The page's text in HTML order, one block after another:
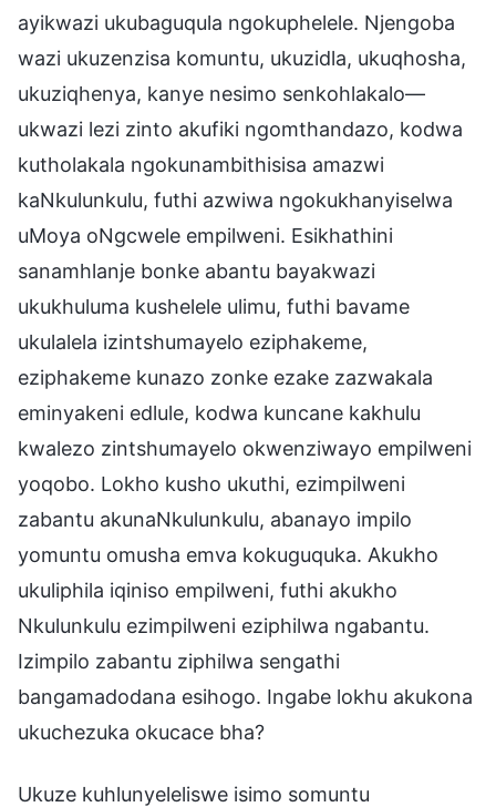
ayikwazi ukubaguqula ngokuphelele. Njengoba
wazi ukuzenzisa komuntu, ukuzidla, ukuqhosha,
ukuziqhenya, kanye nesimo senkohlakalo—
ukwazi lezi zinto akufiki ngomthandazo, kodwa
kutholakala ngokunambithisisa amazwi
kaNkulunkulu, futhi azwiwa ngokukhanyiselwa
uMoya oNgcwele empilweni. Esikhathini
sanamhlanje bonke abantu bayakwazi
ukukhuluma kushelele ulimu, futhi bavame
ukulalela izintshumayelo eziphakeme,
eziphakeme kunazo zonke ezake zazwakala
eminyakeni edlule, kodwa kuncane kakhulu
kwalezo zintshumayelo okwenziwayo empilweni
yoqobo. Lokho kusho ukuthi, ezimpilweni
zabantu akunaNkulunkulu, abanayo impilo
yomuntu omusha emva kokuguquka. Akukho
ukuliphila iqiniso empilweni, futhi akukho
Nkulunkulu ezimpilweni eziphilwa ngabantu.
Izimpilo zabantu ziphilwa sengathi
bangamadodana esihogo. Ingabe lokhu akukona
ukuchezuka okucace bha?
Ukuze kuhlunyeleliswe isimo somuntu